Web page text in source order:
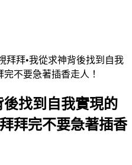
拜拜•我從求神背後找到自我
不要急著插香走人！
後找到自我實現的
拜完不要急著插香